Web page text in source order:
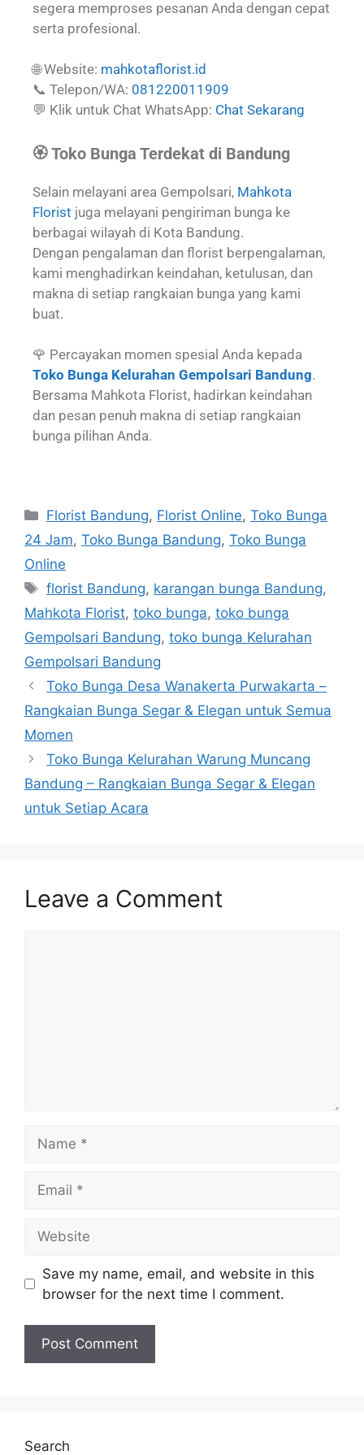
segera memproses pesanan Anda dengan cepat
serta profesional.
🌐 Website: mahkotaflorist.id
📞 Telepon/WA: 081220011909
💬 Klik untuk Chat WhatsApp: Chat Sekarang
🏵️ Toko Bunga Terdekat di Bandung
Selain melayani area Gempolsari, Mahkota
Florist juga melayani pengiriman bunga ke
berbagai wilayah di Kota Bandung.
Dengan pengalaman dan florist berpengalaman,
kami menghadirkan keindahan, ketulusan, dan
makna di setiap rangkaian bunga yang kami
buat.
🌹 Percayakan momen spesial Anda kepada
Toko Bunga Kelurahan Gempolsari Bandung.
Bersama Mahkota Florist, hadirkan keindahan
dan pesan penuh makna di setiap rangkaian
bunga pilihan Anda.
Florist Bandung, Florist Online,Toko Bunga
24 Jam, Toko Bunga Bandung, Toko Bunga
Online
florist Bandung, karangan bunga Bandung,
Mahkota Florist, toko bunga, toko bunga
Gempolsari Bandung, toko bunga Kelurahan
Gempolsari Bandung
Toko Bunga Desa Wanakerta Purwakarta –
Rangkaian Bunga Segar & Elegan untuk Semua
Momen
Toko Bunga Kelurahan Warung Muncang
Bandung – Rangkaian Bunga Segar & Elegan
untuk Setiap Acara
Leave a Comment
Save my name, email, and website in this
browser for the next time I comment.
Search